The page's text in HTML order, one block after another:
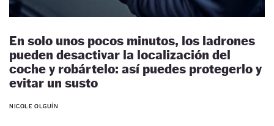
En solo unos pocos minutos, los ladrones
pueden desactivar la localización del
coche y robártelo: así puedes protegerlo y
evitar un susto
NICOLE OLGUÍN